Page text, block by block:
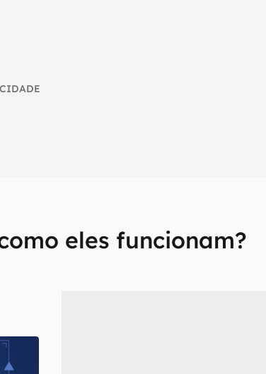
eles funcionam?
reviews sobre tecnologia em primeira